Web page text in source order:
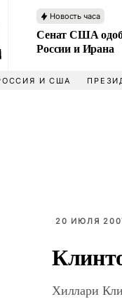
Новость часа
Сенат США
России и Ирана
И США
20 ИЮЛЯ
Хиллари